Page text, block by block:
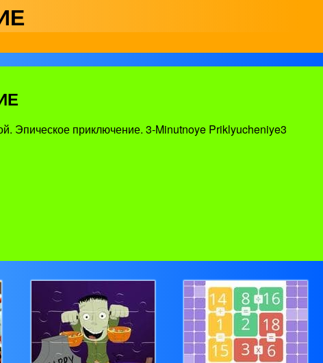
Эпическое приключение. 3-Minutnoye Priklyucheniye3